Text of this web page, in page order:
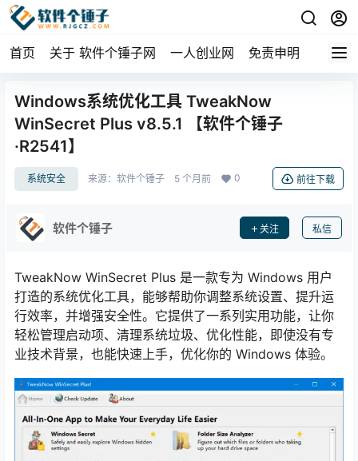
首页 关于 软件个锤子网 一人创业网 免责申明
Windows系统优化工具 TweakNow
WinSecret Plus v8.5.1 【软件个锤子
·R2541】
系统安全 来源： 软件个锤子 5 个月前 0 前往下载
软件个锤子 关注 私信
TweakNow WinSecret Plus 是一款专为 Windows 用户
打造的系统优化工具，能够帮助你调整系统设置、提升运
行效率，并增强安全性。它提供了一系列实用功能，让你
轻松管理启动项、清理系统垃圾、优化性能，即使没有专
业技术背景，也能快速上手，优化你的 Windows 体验。